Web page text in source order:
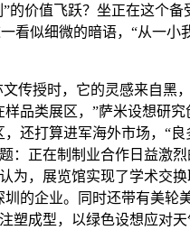
的价值飞跃？坐正在这个备
看似细微的暗语，“从一小
授时，它的灵感来自黑
品类展区，”萨米设想研究
还打算进军海外市场，“良
：正在制制业合作日益激
为，展览馆实现了学术交
的企业。同时还带有美轮
塑成型，以绿色设想应对